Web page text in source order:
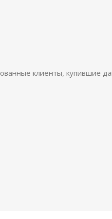
клиенты, купившие